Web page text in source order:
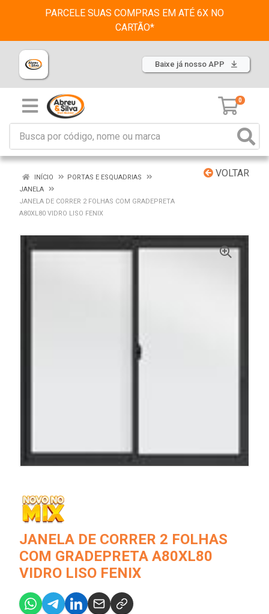
PARCELE SUAS COMPRAS EM ATÉ 6X NO
CARTÃO*
Baixe já nosso APP
0
VOLTAR
INÍCIO
PORTAS E ESQUADRIAS
JANELA
JANELA DE CORRER 2 FOLHAS COM GRADEPRETA
A80XL80 VIDRO LISO FENIX
JANELA DE CORRER 2 FOLHAS
COM GRADEPRETA A80XL80
VIDRO LISO FENIX